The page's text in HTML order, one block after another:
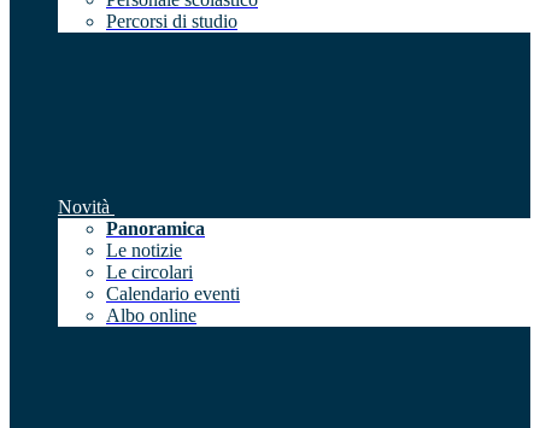
Percorsi di studio
Novità
Panoramica
Le notizie
Le circolari
Calendario eventi
Albo online